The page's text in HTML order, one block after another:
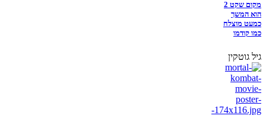
מקום שקט 2
הוא המשך
כמעט מוצלח
כמו קודמו
גיל גוטקין